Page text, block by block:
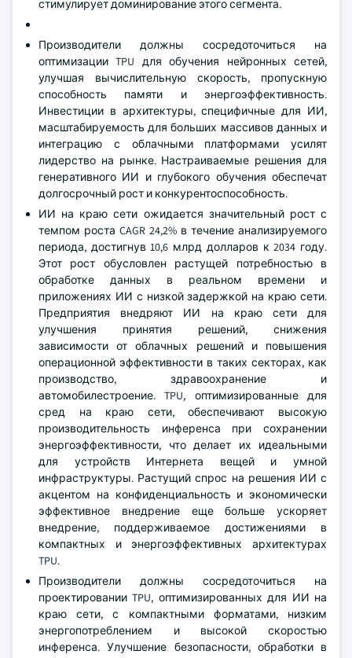
стимулирует доминирование этого сегмента.
Производители должны сосредоточиться на
оптимизации TPU для обучения нейронных сетей,
улучшая вычислительную скорость, пропускную
способность памяти и энергоэффективность.
Инвестиции в архитектуры, специфичные для ИИ,
масштабируемость для больших массивов данных и
интеграцию с облачными платформами усилят
лидерство на рынке. Настраиваемые решения для
генеративного ИИ и глубокого обучения обеспечат
долгосрочный рост и конкурентоспособность.
ИИ на краю сети ожидается значительный рост с
темпом роста CAGR 24,2% в течение анализируемого
периода, достигнув 10,6 млрд долларов к 2034 году.
Этот рост обусловлен растущей потребностью в
обработке данных в реальном времени и
приложениях ИИ с низкой задержкой на краю сети.
Предприятия внедряют ИИ на краю сети для
улучшения принятия решений, снижения
зависимости от облачных решений и повышения
операционной эффективности в таких секторах, как
производство, здравоохранение и
автомобилестроение. TPU, оптимизированные для
сред на краю сети, обеспечивают высокую
производительность инференса при сохранении
энергоэффективности, что делает их идеальными
для устройств Интернета вещей и умной
инфраструктуры. Растущий спрос на решения ИИ с
акцентом на конфиденциальность и экономически
эффективное внедрение еще больше ускоряет
внедрение, поддерживаемое достижениями в
компактных и энергоэффективных архитектурах
TPU.
Производители должны сосредоточиться на
проектировании TPU, оптимизированных для ИИ на
краю сети, с компактными форматами, низким
энергопотреблением и высокой скоростью
инференса. Улучшение безопасности, обработки в